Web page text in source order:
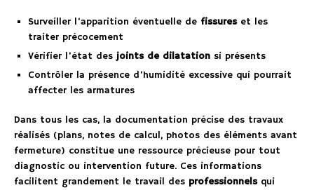
Surveiller l’apparition éventuelle de fissureset les
traiter précocement
Vérifier l’état desjoints de dilatation si présents
Contrôler la présence d’humidité excessive qui pourrait
affecter les armatures
Dans tous les cas, la documentation précise des travaux
réalisés (plans, notes de calcul, photos des éléments avant
fermeture) constitue une ressource précieuse pour tout
diagnostic ou intervention future. Ces informations
facilitent grandement le travail des professionnelsqui